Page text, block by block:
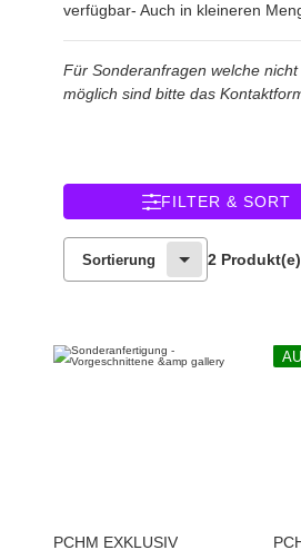
verfügbar- Auch in kleineren
Für Sonderanfragen welche
möglich sind bitte das
FILTER & SORT
Sortierung 2
PCHM EXKLUSIV